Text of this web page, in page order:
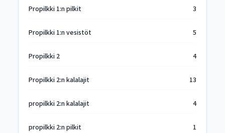
Propilkki 1:n pilkit 3
Propilkki 1:n vesistöt 5
Propilkki 2 4
Propilkki 2:n kalalajit 13
propilkki 2:n kalalajit 4
propilkki 2:n pilkit 1